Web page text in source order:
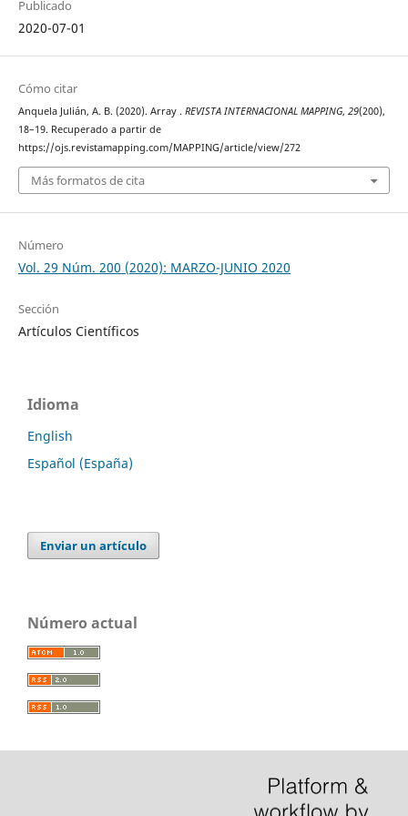
Publicado
2020-07-01
Cómo citar
Anquela Julián, A. B. (2020). Array . REVISTA INTERNACIONAL MAPPING, 29(200),
18–19. Recuperado a partir de
https://ojs.revistamapping.com/MAPPING/article/view/272
Más formatos de cita
Número
Vol. 29 Núm. 200 (2020): MARZO-JUNIO 2020
Sección
Artículos Científicos
Idioma
English
Español (España)
Enviar un artículo
Número actual